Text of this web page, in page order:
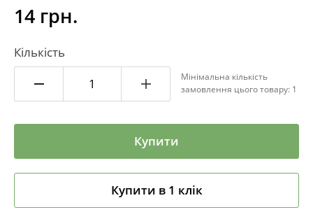
14 грн.
Кількість
Мінімальна кількість
замовлення цього товару: 1
Купити
Купити в 1 клік